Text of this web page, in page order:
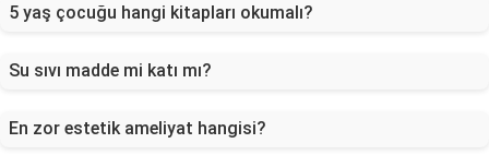
5 yaş çocuğu hangi kitapları okumalı?
Su sıvı madde mi katı mı?
En zor estetik ameliyat hangisi?